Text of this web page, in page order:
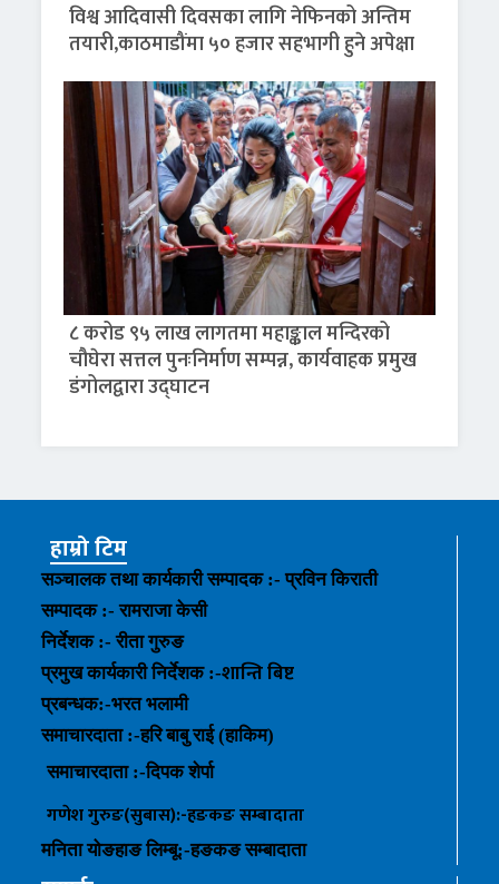
विश्व आदिवासी दिवसका लागि नेफिनको अन्तिम
तयारी,काठमाडौंमा ५० हजार सहभागी हुने अपेक्षा
८ करोड ९५ लाख लागतमा महाङ्काल मन्दिरको
चौघेरा सत्तल पुनःनिर्माण सम्पन्न, कार्यवाहक प्रमुख
डंगोलद्वारा उद्घाटन
हाम्रो टिम
सञ्चालक तथा कार्यकारी सम्पादक :- प्रविन किराती
सम्पादक :- रामराजा केसी
निर्देशक :- रीता गुरुङ
प्रमुख कार्यकारी निर्देशक :-शान्ति बिष्ट
प्रबन्धक:-भरत भलामी
समाचारदाता :-हरि बाबु राई (हाकिम)
समाचारदाता :-दिपक शेर्पा
गणेश गुरुङ(सुबास):-हङकङसम्बादाता
मनिता योङहाङलिम्बू:-हङकङ सम्बादाता